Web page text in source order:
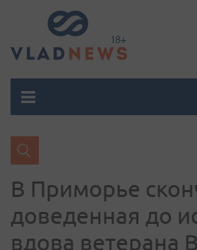
В Приморье
доведенная до
вдова ветерана